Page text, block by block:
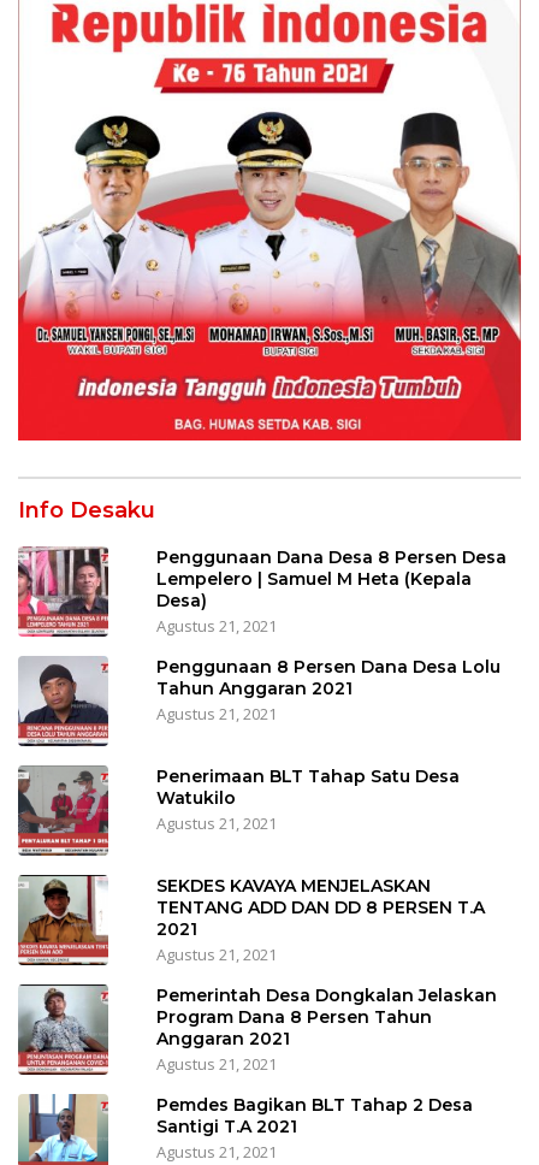
Info Desaku
Penggunaan Dana Desa 8 Persen Desa
Lempelero | Samuel M Heta (Kepala
Desa)
Agustus 21, 2021
Penggunaan 8 Persen Dana Desa Lolu
Tahun Anggaran 2021
Agustus 21, 2021
Penerimaan BLT Tahap Satu Desa
Watukilo
Agustus 21, 2021
SEKDES KAVAYA MENJELASKAN
TENTANG ADD DAN DD 8 PERSEN T.A
2021
Agustus 21, 2021
Pemerintah Desa Dongkalan Jelaskan
Program Dana 8 Persen Tahun
Anggaran 2021
Agustus 21, 2021
Pemdes Bagikan BLT Tahap 2 Desa
Santigi T.A 2021
Agustus 21, 2021